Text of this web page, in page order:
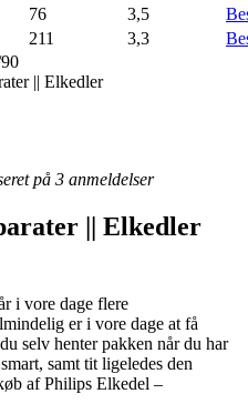
76 3,5
211 3,3
|| Elkedler
på 3 anmeldelser
|| Elkedler
i vore dage flere
er i vore dage at få
selv henter pakken når du har
samt tit ligeledes den
af Philips Elkedel –